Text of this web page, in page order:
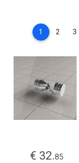
1 (current)
2 3
€ 32.85